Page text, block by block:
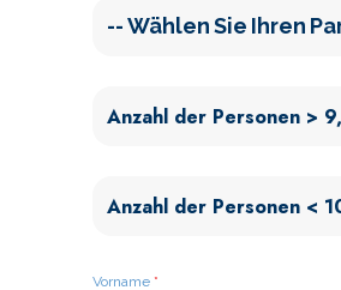
Vorname *